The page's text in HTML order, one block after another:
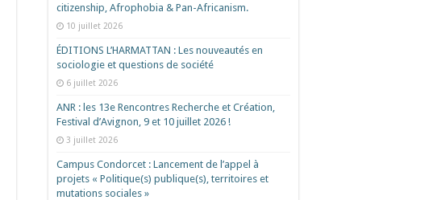
citizenship, Afrophobia & Pan-Africanism.
10 juillet 2026
ÉDITIONS L’HARMATTAN : Les nouveautés en
sociologie et questions de société
6 juillet 2026
ANR : les 13e Rencontres Recherche et Création,
Festival d’Avignon, 9 et 10 juillet 2026 !
3 juillet 2026
Campus Condorcet : Lancement de l’appel à
projets « Politique(s) publique(s), territoires et
mutations sociales »